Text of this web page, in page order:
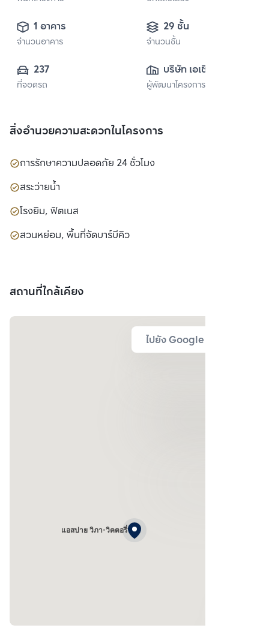
1 อาคาร
จำนวนอาคาร
29 ชั้น
จำนวนชั้น
237
ที่จอดรถ
บริษัท เอเชี่ยน
พร็อพเพอร์ตี้ จำกัด
ผู้พัฒนาโครงการ
สิ่งอำนวยความสะดวกในโครงการ
การรักษาความปลอดภัย 24 ชั่วโมง
สระว่ายน้ำ
โรงยิม, ฟิตเนส
สวนหย่อม, พื้นที่จัดบาร์บีคิว
สถานที่ใกล้เคียง
ไปยัง Google Map
แอสปาย วิภา-วิคตอรี่